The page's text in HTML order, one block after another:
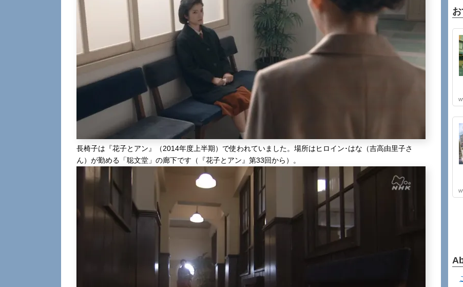
長椅子は『花子とアン』（2014年度上半期）で使われていました。場所はヒロイン･はな（吉高由里子さ
ん）が勤める「聡文堂」の廊下です（『花子とアン』第33回から）。